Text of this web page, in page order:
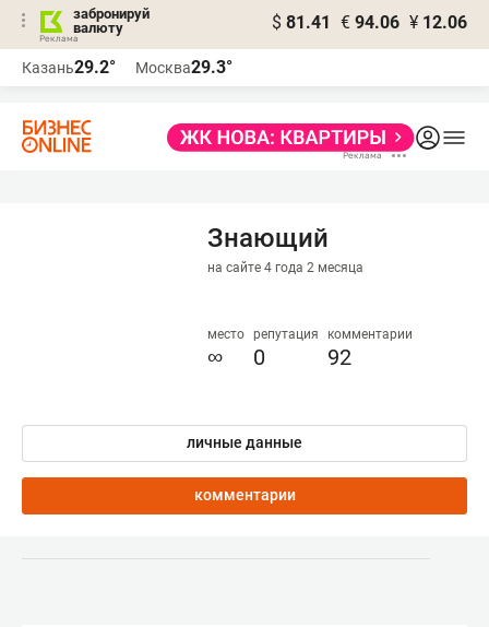
забронируй
валюту
$ 81.41 € 94.06 ¥ 12.06
Казань29.2° Москва29.3°
Знающий
на сайте 4 года 2 месяца
место
∞
репутация
0
комментарии
92
личные данные
комментарии